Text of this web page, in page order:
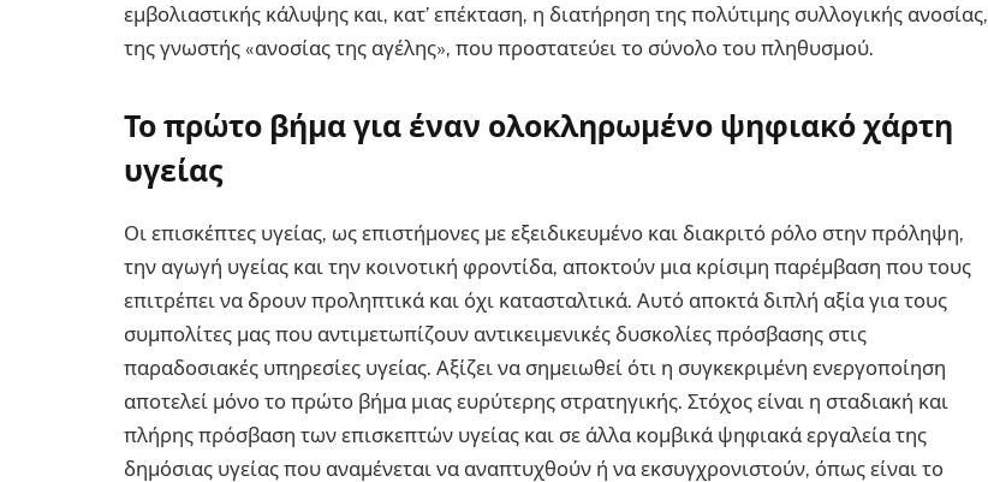
εμβολιαστικής κάλυψης και, κατ’ επέκταση, η διατήρηση της πολύτιμης συλλογικής ανοσίας,
της γνωστής «ανοσίας της αγέλης», που προστατεύει το σύνολο του πληθυσμού.
Το πρώτο βήμα για έναν ολοκληρωμένο ψηφιακό χάρτη
υγείας
Οι επισκέπτες υγείας, ως επιστήμονες με εξειδικευμένο και διακριτό ρόλο στην πρόληψη,
την αγωγή υγείας και την κοινοτική φροντίδα, αποκτούν μια κρίσιμη παρέμβαση που τους
επιτρέπει να δρουν προληπτικά και όχι κατασταλτικά. Αυτό αποκτά διπλή αξία για τους
συμπολίτες μας που αντιμετωπίζουν αντικειμενικές δυσκολίες πρόσβασης στις
παραδοσιακές υπηρεσίες υγείας. Αξίζει να σημειωθεί ότι η συγκεκριμένη ενεργοποίηση
αποτελεί μόνο το πρώτο βήμα μιας ευρύτερης στρατηγικής. Στόχος είναι η σταδιακή και
πλήρης πρόσβαση των επισκεπτών υγείας και σε άλλα κομβικά ψηφιακά εργαλεία της
δημόσιας υγείας που αναμένεται να αναπτυχθούν ή να εκσυγχρονιστούν, όπως είναι το